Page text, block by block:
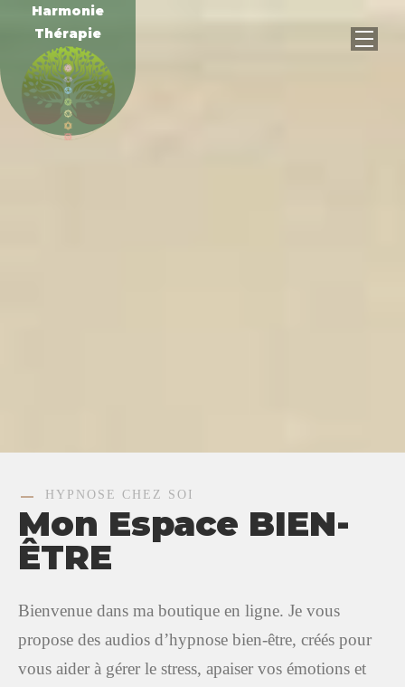
Harmonie
Thérapie
HYPNOSE CHEZ SOI
Mon Espace BIEN-
ÊTRE
Bienvenue dans ma boutique en ligne. Je vous
propose des audios d’hypnose bien-être, créés pour
vous aider à gérer le stress, apaiser vos émotions et